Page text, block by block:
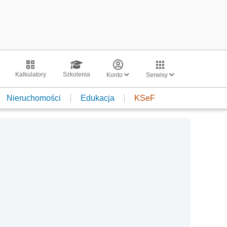
Kalkulatory Szkolenia Konto Serwisy
Nieruchomości Edukacja KSeF